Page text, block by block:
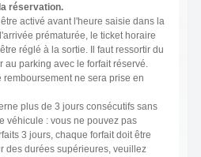
réservation.
activé avant l'heure saisie dans la
prématurée, le ticket horaire
réglé à la sortie. Il faut ressortir du
au parking avec le forfait réservé.
ne sera prise en
plus de 3 jours consécutifs sans
véhicule : vous ne pouvez pas
3 jours, chaque forfait doit être
des durées supérieures, veuillez